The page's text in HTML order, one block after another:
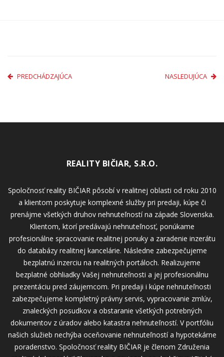
PREDCHÁDZAJÚCA NASLEDUJÚCA
REALITY BIČIAR, S.R.O.
Spoločnosť reality BIČIAR pôsobí v realitnej oblasti od roku 2010
a klientom poskytuje komplexné služby pri predaji, kúpe či
prenájme všetkých druhov nehnuteľností na západe Slovenska.
Klientom, ktorí predávajú nehnuteľnosť, ponúkame
profesionálne spracovanie realitnej ponuky a zaradenie inzerátu
do databázy realitnej kancelárie. Následne zabezpečujeme
bezplatnú inzerciu na realitných portáloch. Realizujeme
bezplatné obhliadky Vašej nehnuteľnosti a jej profesionálnu
prezentáciu pred záujemcom. Pri predaji i kúpe nehnuteľnosti
zabezpečujeme kompletný právny servis, vypracovanie zmlúv,
znaleckých posudkov a obstaranie všetkých potrebných
dokumentov z úradov alebo katastra nehnuteľností. V portfóliu
našich služieb nechýba oceňovanie nehnuteľností a hypotekárne
poradenstvo. Spoločnosť reality BIČIAR je členom Združenia